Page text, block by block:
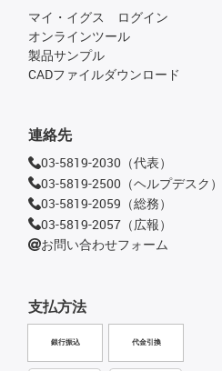
支払方法
銀行振込 代金引換
マイ・イグス ログイン
オンラインツール
製品サンプル
CADファイルダウンロード
連絡先
03-5819-2030（代表）
03-5819-2500（ヘルプデスク）
03-5819-2059（総務）
03-5819-2057（広報）
お問い合わせフォーム